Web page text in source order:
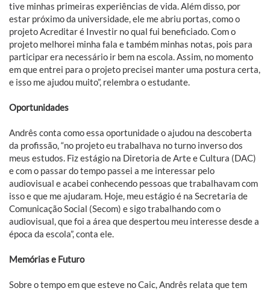
tive minhas primeiras experiências de vida. Além disso, por
estar próximo da universidade, ele me abriu portas, como o
projeto Acreditar é Investir no qual fui beneficiado. Com o
projeto melhorei minha fala e também minhas notas, pois para
participar era necessário ir bem na escola. Assim, no momento
em que entrei para o projeto precisei manter uma postura certa,
e isso me ajudou muito”, relembra o estudante.
Oportunidades
Andrês conta como essa oportunidade o ajudou na descoberta
da profissão, “no projeto eu trabalhava no turno inverso dos
meus estudos. Fiz estágio na Diretoria de Arte e Cultura (DAC)
e com o passar do tempo passei a me interessar pelo
audiovisual e acabei conhecendo pessoas que trabalhavam com
isso e que me ajudaram. Hoje, meu estágio é na Secretaria de
Comunicação Social (Secom) e sigo trabalhando com o
audiovisual, que foi a área que despertou meu interesse desde a
época da escola”, conta ele.
Memórias e Futuro
Sobre o tempo em que esteve no Caic, Andrês relata que tem